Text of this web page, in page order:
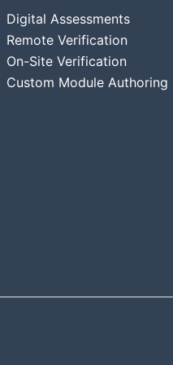
Digital Assessments
Remote Verification
On-Site Verification
Custom Module Authoring